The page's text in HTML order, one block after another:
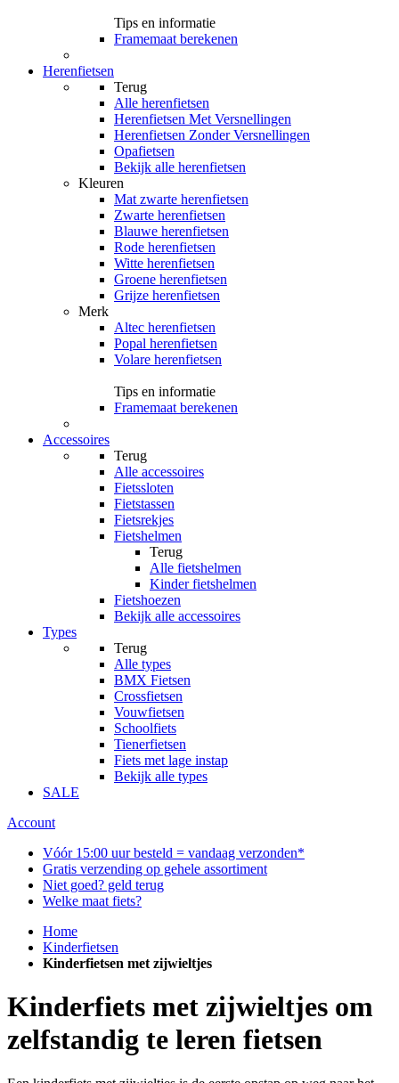
Tips en informatie
Framemaat berekenen
Herenfietsen
Terug
Alle herenfietsen
Herenfietsen Met Versnellingen
Herenfietsen Zonder Versnellingen
Opafietsen
Bekijk alle herenfietsen
Kleuren
Mat zwarte herenfietsen
Zwarte herenfietsen
Blauwe herenfietsen
Rode herenfietsen
Witte herenfietsen
Groene herenfietsen
Grijze herenfietsen
Merk
Altec herenfietsen
Popal herenfietsen
Volare herenfietsen
Tips en informatie
Framemaat berekenen
Accessoires
Terug
Alle accessoires
Fietssloten
Fietstassen
Fietsrekjes
Fietshelmen
Terug
Alle fietshelmen
Kinder fietshelmen
Fietshoezen
Bekijk alle accessoires
Types
Terug
Alle types
BMX Fietsen
Crossfietsen
Vouwfietsen
Schoolfiets
Tienerfietsen
Fiets met lage instap
Bekijk alle types
SALE
Account
Vóór 15:00 uur besteld = vandaag verzonden*
Gratis verzending op gehele assortiment
Niet goed? geld terug
Welke maat fiets?
Home
Kinderfietsen
Kinderfietsen met zijwieltjes
Kinderfiets met zijwieltjes om
zelfstandig te leren fietsen